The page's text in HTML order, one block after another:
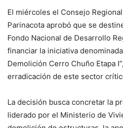
El miércoles el Consejo
Parinacota aprobó que se
Fondo Nacional de Desarrollo
financiar la iniciativa
Demolición Cerro Chuño Etapa
erradicación de este sector
La decisión busca concretar la
liderado por el Ministerio de